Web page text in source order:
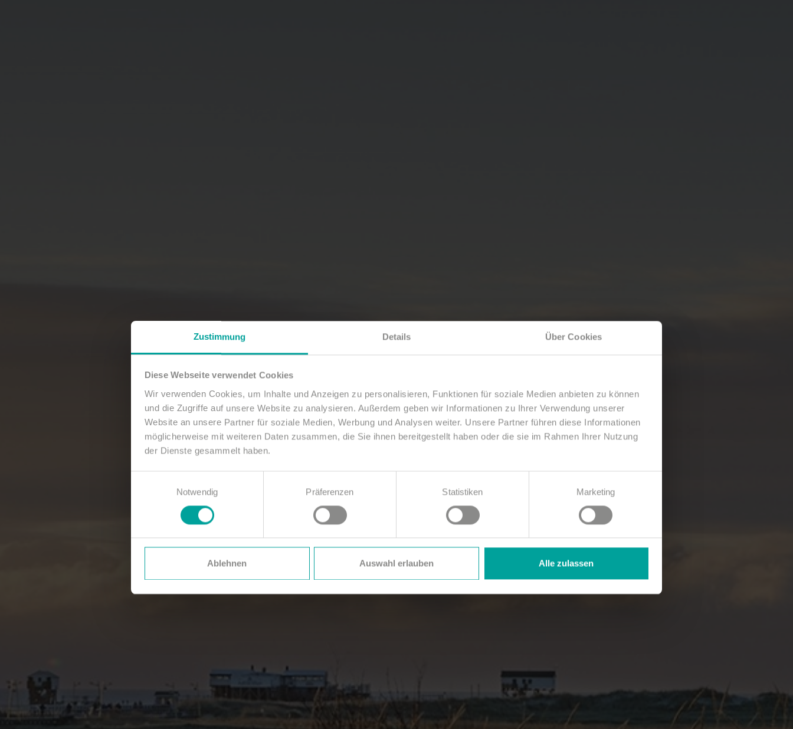
Zustimmung Details Über Cookies
Diese Webseite verwendet Cookies
Wir verwenden Cookies, um Inhalte und Anzeigen zu personalisieren, Funktionen für soziale Medien anbieten zu können
und die Zugriffe auf unsere Website zu analysieren. Außerdem geben wir Informationen zu Ihrer Verwendung unserer
Website an unsere Partner für soziale Medien, Werbung und Analysen weiter. Unsere Partner führen diese Informationen
möglicherweise mit weiteren Daten zusammen, die Sie ihnen bereitgestellt haben oder die sie im Rahmen Ihrer Nutzung
der Dienste gesammelt haben.
Notwendig
Präferenzen Statistiken Marketing
Ablehnen Auswahl erlauben Alle zulassen